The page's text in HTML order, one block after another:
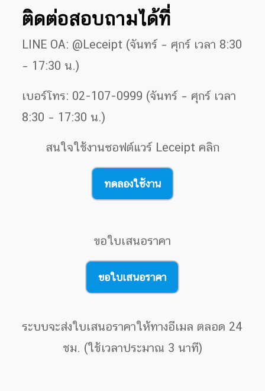
ติดต่อสอบถามได้ที่
LINE OA: @Leceipt (จันทร์ – ศุกร์ เวลา 8:30
– 17:30 น.)
เบอร์โทร: 02-107-0999 (จันทร์ – ศุกร์ เวลา
8:30 – 17:30 น.)
สนใจใช้งานซอฟต์แวร์ Leceipt คลิก
ทดลองใช้งาน
ขอใบเสนอราคา
ขอใบเสนอราคา
ระบบจะส่งใบเสนอราคาให้ทางอีเมล ตลอด 24
ชม. (ใช้เวลาประมาณ 3 นาที)